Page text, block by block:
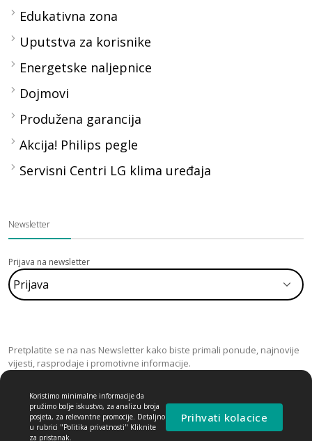
Edukativna zona
Uputstva za korisnike
Energetske naljepnice
Dojmovi
Produžena garancija
Akcija! Philips pegle
Servisni Centri LG klima uređaja
Newsletter
Prijava na newsletter
Pretplatite se na nas Newsletter kako biste primali ponude, najnovije
vijesti, rasprodaje i promotivne informacije.
Koristimo minimalne informacije da
pružimo bolje iskustvo, za analizu broja
posjeta, za relevantne promocije. Detaljno
u rubrici "Politika privatnosti" Kliknite
za pristanak.
Prihvati kolacice